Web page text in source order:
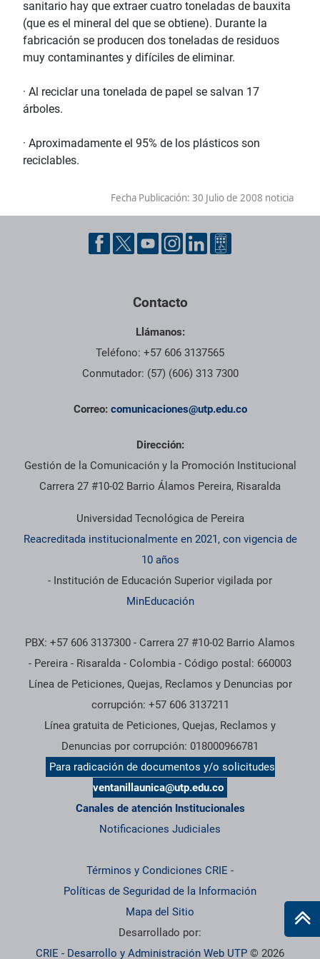
sanitario hay que extraer cuatro toneladas de bauxita
(que es el mineral del que se obtiene). Durante la
fabricación se producen dos toneladas de residuos
muy contaminantes y difíciles de eliminar.
· Al reciclar una tonelada de papel se salvan 17
árboles.
· Aproximadamente el 95% de los plásticos son
reciclables.
Fecha Publicación: 30 Julio de 2008 noticia
Contacto
Llámanos:
Teléfono: +57 606 3137565
Conmutador: (57) (606) 313 7300
Correo: comunicaciones@utp.edu.co
Dirección:
Gestión de la Comunicación y la Promoción Institucional
Carrera 27 #10-02 Barrio Álamos Pereira, Risaralda
Universidad Tecnológica de Pereira
Reacreditada institucionalmente en 2021, con vigencia de
10 años
- Institución de Educación Superior vigilada por
MinEducación
PBX: +57 606 3137300 - Carrera 27 #10-02 Barrio Alamos
- Pereira - Risaralda - Colombia - Código postal: 660003
Línea de Peticiones, Quejas, Reclamos y Denuncias por
corrupción: +57 606 3137211
Línea gratuita de Peticiones, Quejas, Reclamos y
Denuncias por corrupción: 018000966781
Para radicación de documentos y/o solicitudes
ventanillaunica@utp.edu.co
Canales de atención Institucionales
Notificaciones Judiciales
Términos y Condiciones CRIE -
Políticas de Seguridad de la Información
Mapa del Sitio
Desarrollado por:
CRIE - Desarrollo y Administración Web UTP © 2026